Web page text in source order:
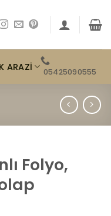
ARAZI 05425090555
Folyo,